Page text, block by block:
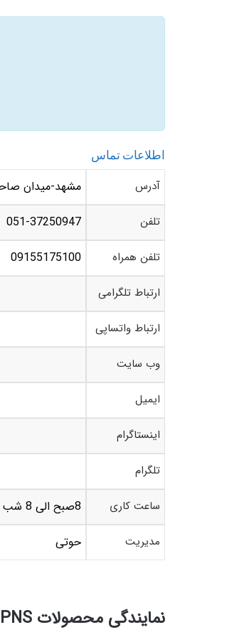
اطلاعات تماس
آدرس مشهد-ميدان صاحب
تلفن 051-37250947
تلفن همراه 09155175100
ارتباط تلگرامی
ارتباط واتساپی
وب سایت
ایمیل
اینستاگرام
تلگرام
ساعت کاری 8صبح الی 8 شب یکسره
مدیریت حوتی
نمایندگی محصولات PNS برق ارکیده